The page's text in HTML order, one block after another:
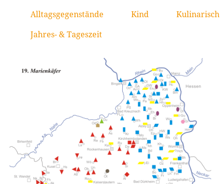
Alltagsgegenstände Kind
Jahres- & Tageszeit